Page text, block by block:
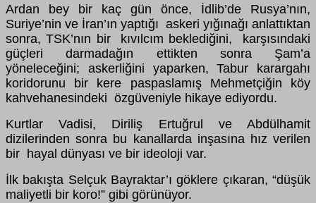
Ardan bey bir kaç gün önce, İdlib’de Rusya’nın,
Suriye’nin ve İran’ın yaptığı askeri yığınağı anlattıktan
sonra, TSK’nın bir kıvılcım beklediğini, karşısındaki
güçleri darmadağın ettikten sonra Şam’a
yöneleceğini; askerliğini yaparken, Tabur karargahı
koridorunu bir kere paspaslamış Mehmetçiğin köy
kahvehanesindeki özgüveniyle hikaye ediyordu.
Kurtlar Vadisi, Diriliş Ertuğrul ve Abdülhamit
dizilerinden sonra bu kanallarda inşasına hız verilen
bir hayal dünyası ve bir ideoloji var.
İlk bakışta Selçuk Bayraktar’ı göklere çıkaran, “düşük
maliyetli bir koro!” gibi görünüyor.